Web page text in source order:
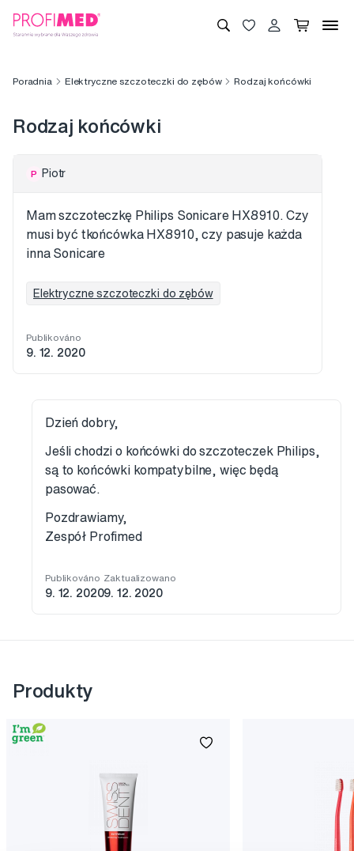
Poradnia Elektryczne szczoteczki do zębów Rodzaj końcówki
Rodzaj końcówki
P Piotr
Mam szczoteczkę Philips Sonicare HX8910. Czy
musi być tkońcówka HX8910, czy pasuje każda
inna Sonicare
Elektryczne szczoteczki do zębów
Publikováno
9. 12. 2020
Dzień dobry,
Jeśli chodzi o końcówki do szczoteczek Philips,
są to końcówki kompatybilne, więc będą
pasować.
Pozdrawiamy,
Zespół Profimed
Publikováno
9. 12. 2020
Zaktualizowano
9. 12. 2020
Produkty